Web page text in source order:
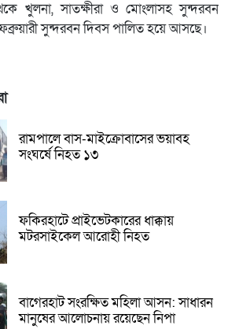
খুলনা, সাতক্ষীরা ও মোংলাসহ সুন্দরবন
সুন্দরবন দিবস পালিত হয়ে আসছে।
রামপালে বাস-মাইক্রোবাসের ভয়াবহ
সংঘর্ষে নিহত ১৩
ফকিরহাটে প্রাইভেটকারের ধাক্কায়
মটরসাইকেল আরোহী নিহত
বাগেরহাট সংরক্ষিত মহিলা আসন: সাধারন
মানুষের আলোচনায় রয়েছেন নিপা